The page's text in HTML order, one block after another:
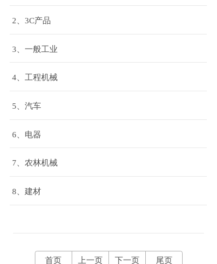
2、3C产品
3、一般工业
4、工程机械
5、汽车
6、电器
7、农林机械
8、建材
首页 上一页 下一页 尾页